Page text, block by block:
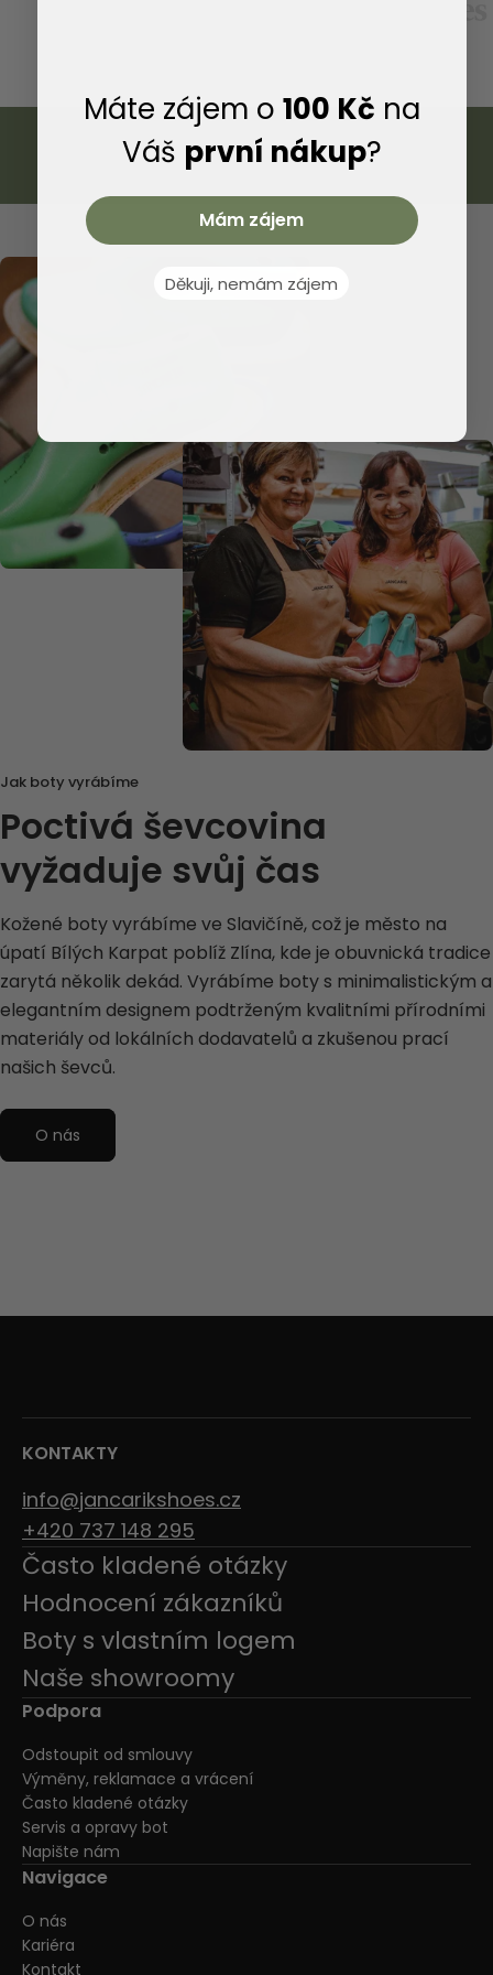
Jak boty vyrábíme
Poctivá ševcovina
vyžaduje svůj čas
Kožené boty vyrábíme ve Slavičíně, což je město na
úpatí Bílých Karpat poblíž Zlína, kde je obuvnická tradice
zarytá několik dekád. Vyrábíme boty s minimalistickým a
elegantním designem podtrženým kvalitními přírodními
materiály od lokálních dodavatelů a zkušenou prací
našich ševců.
O nás
KONTAKTY
info@jancarikshoes.cz
+420 737 148 295
Často kladené otázky
Hodnocení zákazníků
Boty s vlastním logem
Naše showroomy
Podpora
Odstoupit od smlouvy
Výměny, reklamace a vrácení
Často kladené otázky
Servis a opravy bot
Napište nám
Navigace
O nás
Kariéra
Kontakt
Máte zájem o 100 Kč na
Váš první nákup?
Mám zájem
Děkuji, nemám zájem